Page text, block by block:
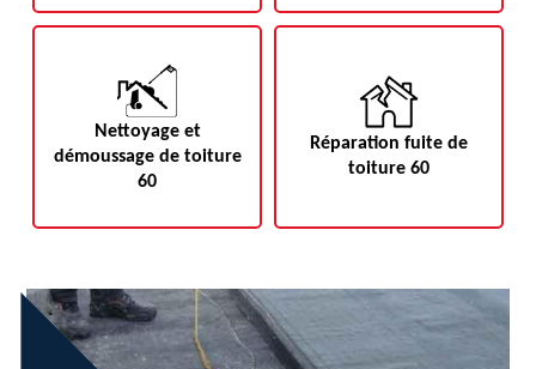
Nettoyage et
démoussage de toiture
60
Réparation fuite de
toiture 60